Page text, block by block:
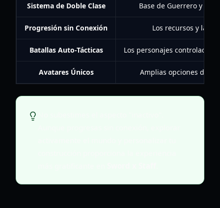
Sistema de Doble Clase Base de Guerrero y
Progresión sin Conexión Los recursos y la
Batallas Auto-Tácticas Los personajes controlados
Avatares Únicos Amplias opciones de